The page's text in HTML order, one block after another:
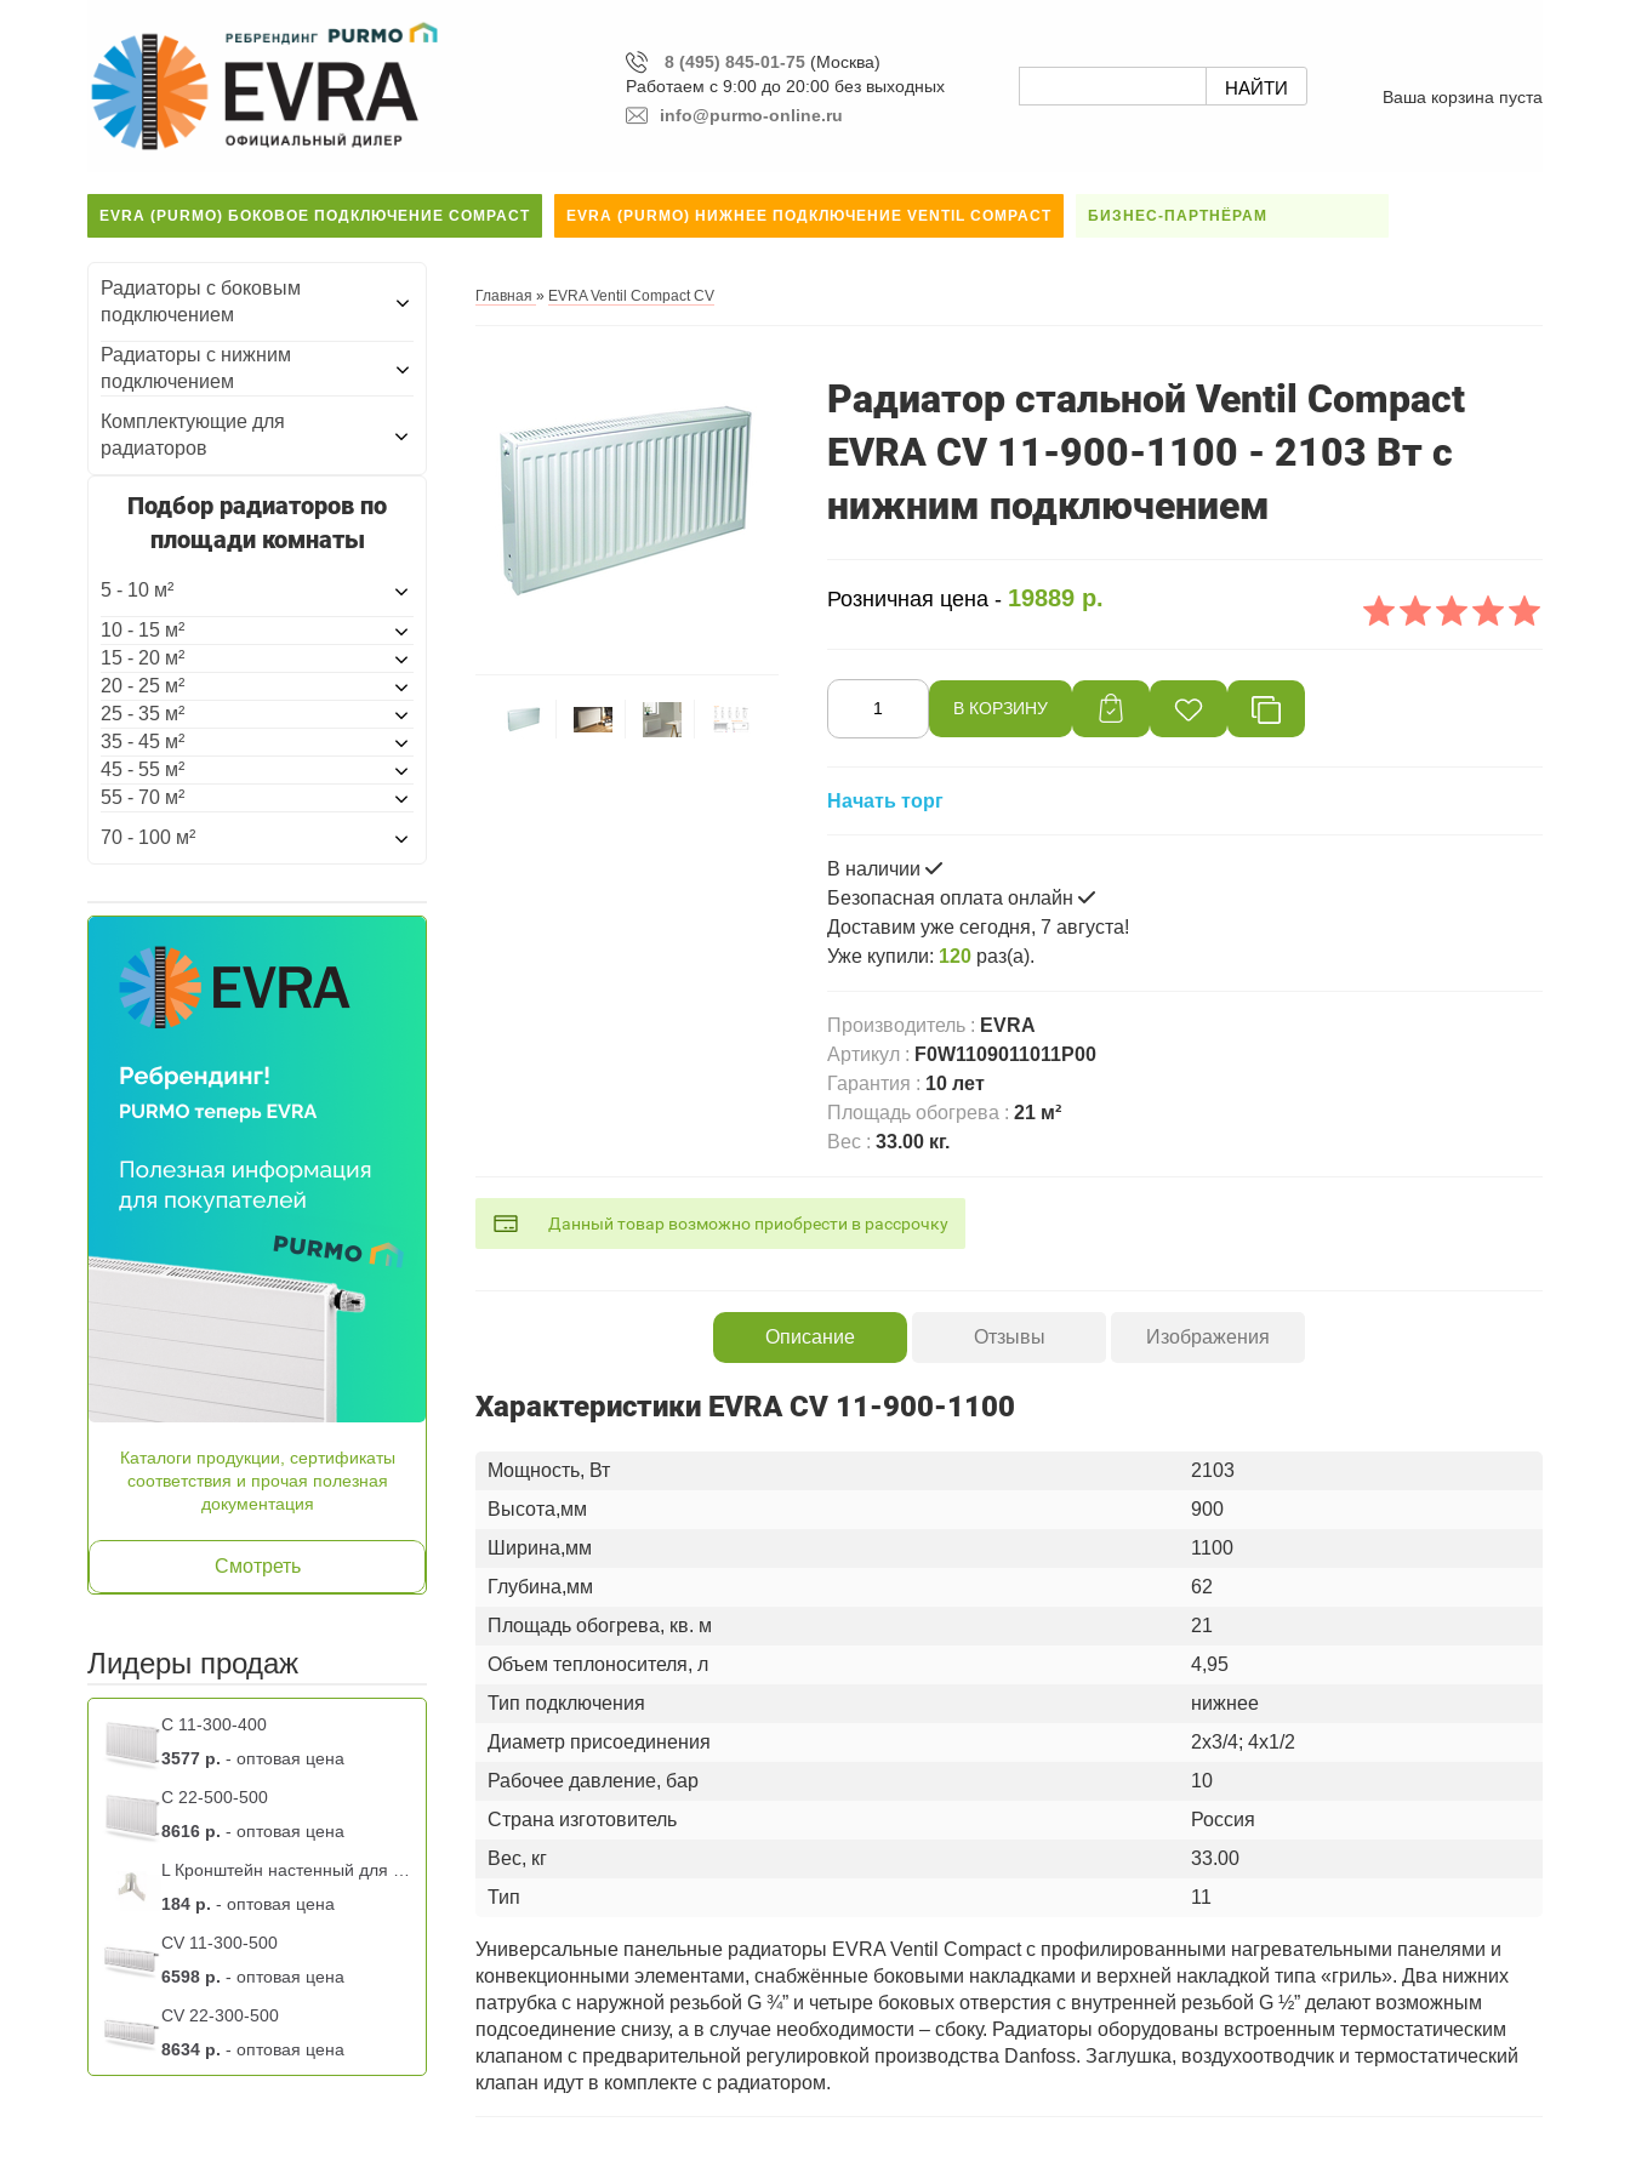
8 (495) 845-01-75 (Москва)
Работаем с 9:00 до 20:00 без выходных
info@purmo-online.ru
Ваша корзина пуста
EVRA (PURMO) БОКОВОЕ ПОДКЛЮЧЕНИЕ COMPACT EVRA (PURMO) НИЖНЕЕ ПОДКЛЮЧЕНИЕ VENTIL COMPACT БИЗНЕС-ПАРТНЁРАМ
Главная » EVRA Ventil Compact CV
Радиатор стальной Ventil Compact
EVRA CV 11-900-1100 - 2103 Вт с
нижним подключением
Розничная цена - 19889 р.
Начать торг
В наличии
Безопасная оплата онлайн
Доставим уже сегодня, 7 августа!
Уже купили: 120 раз(a).
Производитель : EVRA
Артикул : F0W1109011011P00
Гарантия : 10 лет
Площадь обогрева : 21 м²
Вес : 33.00 кг.
Данный товар возможно приобрести в рассрочку
Описание Отзывы Изображения
Характеристики EVRA CV 11-900-1100
Мощность, Вт
2103
Высота,мм
900
Ширина,мм
1100
Глубина,мм
62
Площадь обогрева, кв. м
21
Объем теплоносителя, л
4,95
Тип подключения
нижнее
Диаметр присоединения
2х3/4; 4х1/2
Рабочее давление, бар
10
Страна изготовитель
Россия
Вес, кг
33.00
Тип
11
Универсальные панельные радиаторы EVRA Ventil Compact с профилированными нагревательными панелями и
конвекционными элементами, снабжённые боковыми накладками и верхней накладкой типа «гриль». Два нижних
патрубка с наружной резьбой G ¾” и четыре боковых отверстия с внутренней резьбой G ½” делают возможным
подсоединение снизу, а в случае необходимости – сбоку. Радиаторы оборудованы встроенным термостатическим
клапаном с предварительной регулировкой производства Danfoss. Заглушка, воздухоотводчик и термостатический
клапан идут в комплекте с радиатором.
Радиаторы с боковым
подключением
Радиаторы с нижним
подключением
Комплектующие для
радиаторов
Подбор радиаторов по
площади комнаты
5 - 10 м²
10 - 15 м²
15 - 20 м²
20 - 25 м²
25 - 35 м²
35 - 45 м²
45 - 55 м²
55 - 70 м²
70 - 100 м²
Каталоги продукции, сертификаты
соответствия и прочая полезная
документация
Смотреть
Лидеры продаж
C 11-300-400
3577 р. - оптовая цена
C 22-500-500
8616 р. - оптовая цена
184 р. - оптовая цена
CV 11-300-500
6598 р. - оптовая цена
CV 22-300-500
8634 р. - оптовая цена